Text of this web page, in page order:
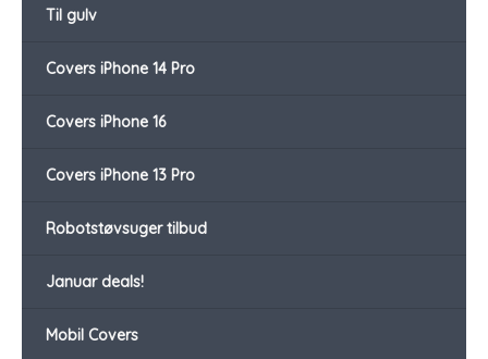
Til gulv
Covers iPhone 14 Pro
Covers iPhone 16
Covers iPhone 13 Pro
Robotstøvsuger tilbud
Januar deals!
Mobil Covers